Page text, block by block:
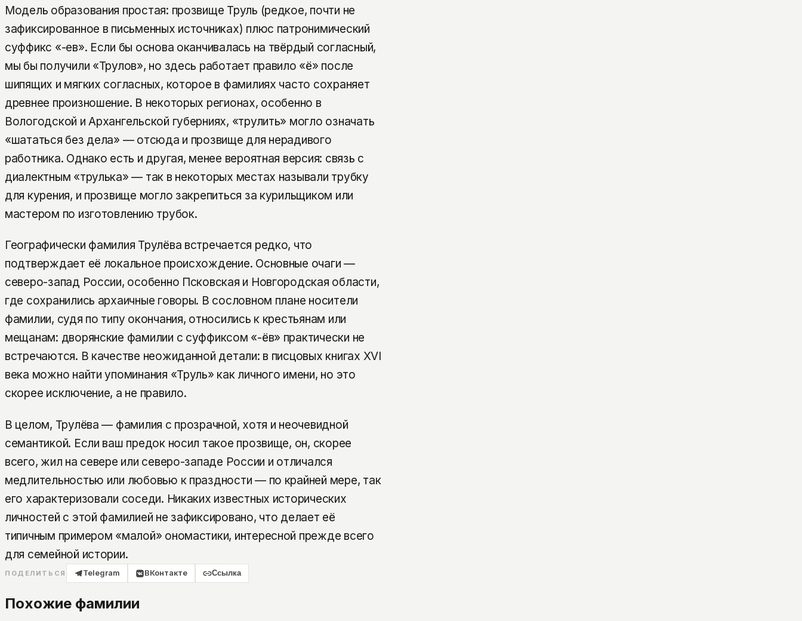
Модель образования простая: прозвище Труль (редкое, почти не
зафиксированное в письменных источниках) плюс патронимический
суффикс «-ев». Если бы основа оканчивалась на твёрдый согласный,
мы бы получили «Трулов», но здесь работает правило «ё» после
шипящих и мягких согласных, которое в фамилиях часто сохраняет
древнее произношение. В некоторых регионах, особенно в
Вологодской и Архангельской губерниях, «трулить» могло означать
«шататься без дела» — отсюда и прозвище для нерадивого
работника. Однако есть и другая, менее вероятная версия: связь с
диалектным «трулька» — так в некоторых местах называли трубку
для курения, и прозвище могло закрепиться за курильщиком или
мастером по изготовлению трубок.
Географически фамилия Трулёва встречается редко, что
подтверждает её локальное происхождение. Основные очаги —
северо-запад России, особенно Псковская и Новгородская области,
где сохранились архаичные говоры. В сословном плане носители
фамилии, судя по типу окончания, относились к крестьянам или
мещанам: дворянские фамилии с суффиксом «-ёв» практически не
встречаются. В качестве неожиданной детали: в писцовых книгах XVI
века можно найти упоминания «Труль» как личного имени, но это
скорее исключение, а не правило.
В целом, Трулёва — фамилия с прозрачной, хотя и неочевидной
семантикой. Если ваш предок носил такое прозвище, он, скорее
всего, жил на севере или северо-западе России и отличался
медлительностью или любовью к праздности — по крайней мере, так
его характеризовали соседи. Никаких известных исторических
личностей с этой фамилией не зафиксировано, что делает её
типичным примером «малой» ономастики, интересной прежде всего
для семейной истории.
ПОДЕЛИТЬСЯ Telegram ВКонтакте Ссылка
Похожие фамилии